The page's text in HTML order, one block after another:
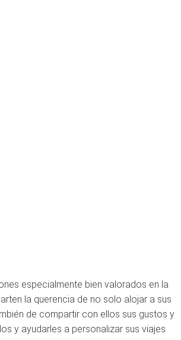
especialmente bien valorados en la
la querencia de no solo alojar a sus
de compartir con ellos sus gustos y
y ayudarles a personalizar sus viajes